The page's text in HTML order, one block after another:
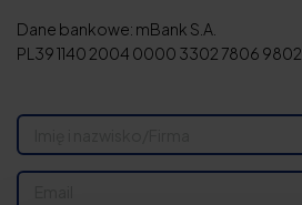
Dane bankowe: mBank S.A.
PL39 1140 2004 0000 3302 7806 9802